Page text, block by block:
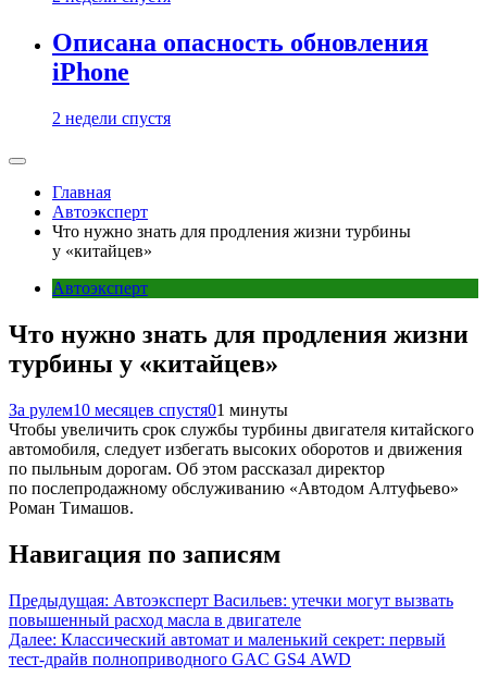
Описана опасность обновления
iPhone
2 недели спустя
Главная
Автоэксперт
Что нужно знать для продления жизни турбины
у «китайцев»
Автоэксперт
Что нужно знать для продления жизни
турбины у «китайцев»
За рулем10 месяцев спустя01 минуты
Чтобы увеличить срок службы турбины двигателя китайского
автомобиля, следует избегать высоких оборотов и движения
по пыльным дорогам. Об этом рассказал директор
по послепродажному обслуживанию «Автодом Алтуфьево»
Роман Тимашов.
Навигация по записям
Предыдущая: Автоэксперт Васильев: утечки могут вызвать
повышенный расход масла в двигателе
Далее: Классический автомат и маленький секрет: первый
тест-драйв полноприводного GAC GS4 AWD